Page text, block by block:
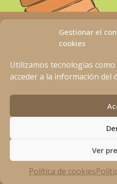
Gestionar el
cookies
Utilizamos tecnologías
acceder a la información del
Ver
Política de cookies
Política de privacidad
Política de Cookies